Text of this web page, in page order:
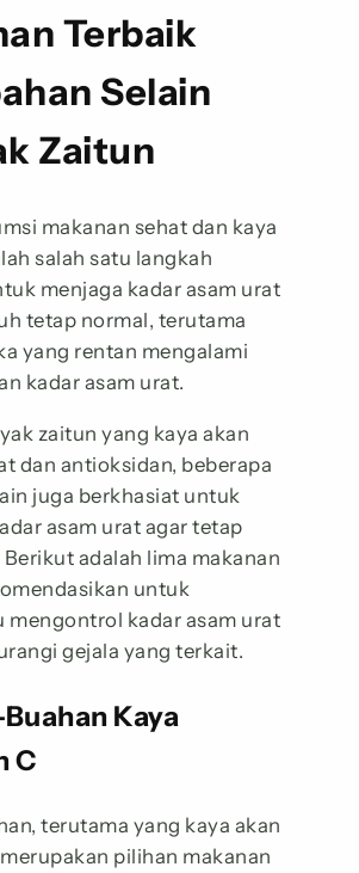
Terbaik
Selain
Zaitun
makanan sehat dan kaya
salah satu langkah
menjaga kadar asam urat
tetap normal, terutama
yang rentan mengalami
kadar asam urat.
zaitun yang kaya akan
dan antioksidan, beberapa
juga berkhasiat untuk
asam urat agar tetap
adalah lima makanan
untuk
mengontrol kadar asam urat
gejala yang terkait.
Kaya
C
terutama yang kaya akan
pilihan makanan